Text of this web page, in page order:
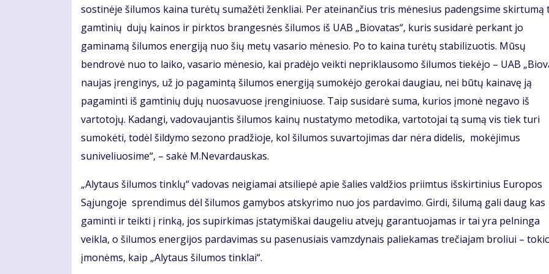
sostinėje šilumos kaina turėtų sumažėti ženkliai. Per ateinančius tris mėnesius padengsime skirtumą
gamtinių dujų kainos ir pirktos brangesnės šilumos iš UAB „Biovatas“, kuris susidarė perkant jo
gaminamą šilumos energiją nuo šių metų vasario mėnesio. Po to kaina turėtų stabilizuotis. Mūsų
bendrovė nuo to laiko, vasario mėnesio, kai pradėjo veikti nepriklausomo šilumos tiekėjo – UAB
naujas įrenginys, už jo pagamintą šilumos energiją sumokėjo gerokai daugiau, nei būtų kainavę ją
pagaminti iš gamtinių dujų nuosavuose įrenginiuose. Taip susidarė suma, kurios įmonė negavo iš
vartotojų. Kadangi, vadovaujantis šilumos kainų nustatymo metodika, vartotojai tą sumą vis tiek turi
sumokėti, todėl šildymo sezono pradžioje, kol šilumos suvartojimas dar nėra didelis, mokėjimus
suniveliuosime“, – sakė M.Nevardauskas.
„Alytaus šilumos tinklų“ vadovas neigiamai atsiliepė apie šalies valdžios priimtus išskirtinius Europos
Sąjungoje sprendimus dėl šilumos gamybos atskyrimo nuo jos pardavimo. Girdi, šilumą gali daug kas
gaminti ir teikti į rinką, jos supirkimas įstatymiškai daugeliu atvejų garantuojamas ir tai yra pelninga
veikla, o šilumos energijos pardavimas su pasenusiais vamzdynais paliekamas trečiajam broliui –
įmonėms, kaip „Alytaus šilumos tinklai“.